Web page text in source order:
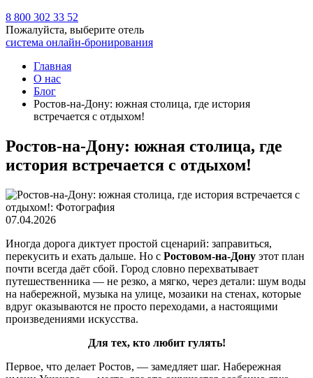
8 800 302 33 52
Пожалуйста, выберите отель
система онлайн-бронирования
Главная
О нас
Блог
Ростов-на-Дону: южная столица, где история
встречается с отдыхом!
Ростов-на-Дону: южная столица, где
история встречается с отдыхом!
07.04.2026
Иногда дорога диктует простой сценарий: заправиться,
перекусить и ехать дальше. Но с Ростовом-на-Дону этот план
почти всегда даёт сбой. Город словно перехватывает
путешественника — не резко, а мягко, через детали: шум воды
на набережной, музыка на улице, мозаики на стенах, которые
вдруг оказываются не просто переходами, а настоящими
произведениями искусства.
Для тех, кто любит гулять!
Первое, что делает Ростов, — замедляет шаг. Набережная